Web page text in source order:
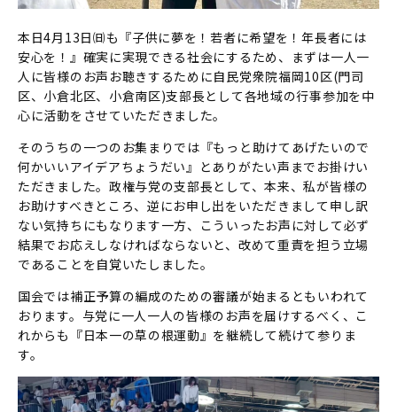
本日4月13日㈰も『子供に夢を！若者に希望を！年長者には
安心を！』確実に実現できる社会にするため、まずは一人一
人に皆様のお声お聴きするために自民党衆院福岡10区(門司
区、小倉北区、小倉南区)支部長として各地域の行事参加を中
心に活動をさせていただきました。
そのうちの一つのお集まりでは『もっと助けてあげたいので
何かいいアイデアちょうだい』とありがたい声までお掛けい
ただきました。政権与党の支部長として、本来、私が皆様の
お助けすべきところ、逆にお申し出をいただきまして申し訳
ない気持ちにもなります一方、こういったお声に対して必ず
結果でお応えしなければならないと、改めて重責を担う立場
であることを自覚いたしました。
国会では補正予算の編成のための審議が始まるともいわれて
おります。与党に一人一人の皆様のお声を届けするべく、こ
れからも『日本一の草の根運動』を継続して続けて参りま
す。